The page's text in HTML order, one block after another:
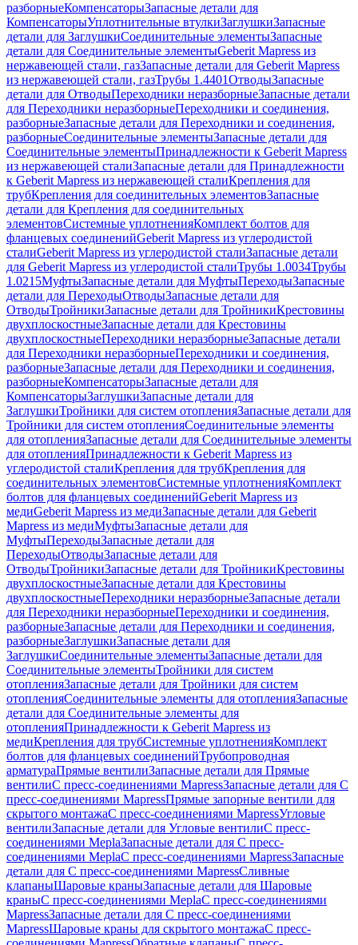
разборныеКомпенсаторыЗапасные детали для
КомпенсаторыУплотнительные втулкиЗаглушкиЗапасные
детали для ЗаглушкиСоединительные элементыЗапасные
детали для Соединительные элементыGeberit Mapress из
нержавеющей стали, газЗапасные детали для Geberit Mapress
из нержавеющей стали, газТрубы 1.4401ОтводыЗапасные
детали для ОтводыПереходники неразборныеЗапасные детали
для Переходники неразборныеПереходники и соединения,
разборныеЗапасные детали для Переходники и соединения,
разборныеСоединительные элементыЗапасные детали для
Соединительные элементыПринадлежности к Geberit Mapress
из нержавеющей сталиЗапасные детали для Принадлежности
к Geberit Mapress из нержавеющей сталиКрепления для
трубКрепления для соединительных элементовЗапасные
детали для Крепления для соединительных
элементовСистемные уплотненияКомплект болтов для
фланцевых соединенийGeberit Mapress из углеродистой
сталиGeberit Mapress из углеродистой сталиЗапасные детали
для Geberit Mapress из углеродистой сталиТрубы 1.0034Трубы
1.0215МуфтыЗапасные детали для МуфтыПереходыЗапасные
детали для ПереходыОтводыЗапасные детали для
ОтводыТройникиЗапасные детали для ТройникиКрестовины
двухплоскостныеЗапасные детали для Крестовины
двухплоскостныеПереходники неразборныеЗапасные детали
для Переходники неразборныеПереходники и соединения,
разборныеЗапасные детали для Переходники и соединения,
разборныеКомпенсаторыЗапасные детали для
КомпенсаторыЗаглушкиЗапасные детали для
ЗаглушкиТройники для систем отопленияЗапасные детали для
Тройники для систем отопленияСоединительные элементы
для отопленияЗапасные детали для Соединительные элементы
для отопленияПринадлежности к Geberit Mapress из
углеродистой сталиКрепления для трубКрепления для
соединительных элементовСистемные уплотненияКомплект
болтов для фланцевых соединенийGeberit Mapress из
медиGeberit Mapress из медиЗапасные детали для Geberit
Mapress из медиМуфтыЗапасные детали для
МуфтыПереходыЗапасные детали для
ПереходыОтводыЗапасные детали для
ОтводыТройникиЗапасные детали для ТройникиКрестовины
двухплоскостныеЗапасные детали для Крестовины
двухплоскостныеПереходники неразборныеЗапасные детали
для Переходники неразборныеПереходники и соединения,
разборныеЗапасные детали для Переходники и соединения,
разборныеЗаглушкиЗапасные детали для
ЗаглушкиСоединительные элементыЗапасные детали для
Соединительные элементыТройники для систем
отопленияЗапасные детали для Тройники для систем
отопленияСоединительные элементы для отопленияЗапасные
детали для Соединительные элементы для
отопленияПринадлежности к Geberit Mapress из
медиКрепления для трубСистемные уплотненияКомплект
болтов для фланцевых соединенийТрубопроводная
арматураПрямые вентилиЗапасные детали для Прямые
вентилиС пресс-соединениями MapressЗапасные детали для С
пресс-соединениями MapressПрямые запорные вентили для
скрытого монтажаС пресс-соединениями MapressУгловые
вентилиЗапасные детали для Угловые вентилиС пресс-
соединениями MeplaЗапасные детали для С пресс-
соединениями MeplaС пресс-соединениями MapressЗапасные
детали для С пресс-соединениями MapressСливные
клапаныШаровые краныЗапасные детали для Шаровые
краныС пресс-соединениями MeplaС пресс-соединениями
MapressЗапасные детали для С пресс-соединениями
MapressШаровые краны для скрытого монтажаС пресс-